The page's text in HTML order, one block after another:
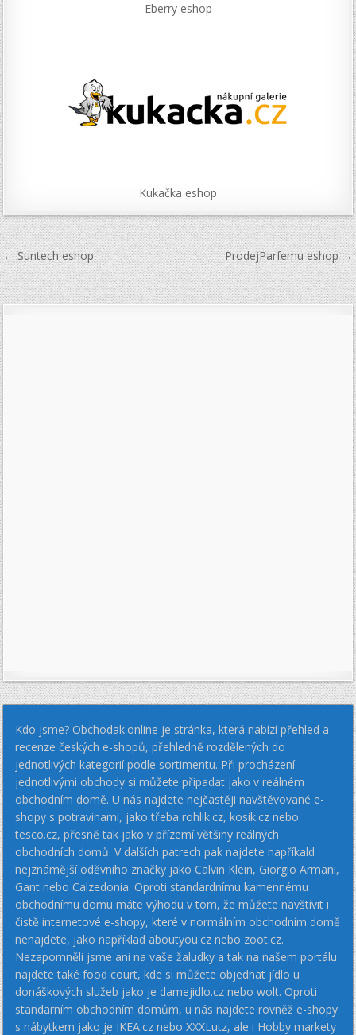
Eberry eshop
Kukačka eshop
Navigace
pro
příspěvek
← Suntech eshop ProdejParfemu eshop →
Kdo jsme? Obchodak.online je stránka, která nabízí přehled a
recenze českých e-shopů, přehledně rozdělených do
jednotlivých kategorií podle sortimentu. Při procházení
jednotlivými obchody si můžete připadat jako v reálném
obchodním domě. U nás najdete nejčastěji navštěvované e-
shopy s potravinami, jako třeba rohlik.cz, kosik.cz nebo
tesco.cz, přesně tak jako v přízemí většiny reálných
obchodních domů. V dalších patrech pak najdete napříkald
nejznámější oděvního značky jako Calvin Klein, Giorgio Armani,
Gant nebo Calzedonia. Oproti standardnímu kamennému
obchodnímu domu máte výhodu v tom, že můžete navštívit i
čistě internetové e-shopy, které v normálním obchodním domě
nenajdete, jako například aboutyou.cz nebo zoot.cz.
Nezapomněli jsme ani na vaše žaludky a tak na našem portálu
najdete také food court, kde si můžete objednat jídlo u
donáškových služeb jako je damejidlo.cz nebo wolt. Oproti
standarním obchodním domům, u nás najdete rovněž e-shopy
s nábytkem jako je IKEA.cz nebo XXXLutz, ale i Hobby markety